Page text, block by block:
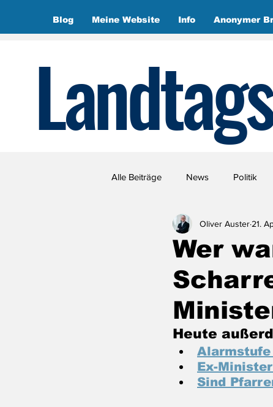
Blog Meine Website Info Anonymer
Alle Beiträge News Politik
Wer
Oliver Auster 21.
Heute
Alarmstufe
Ex-
Sind